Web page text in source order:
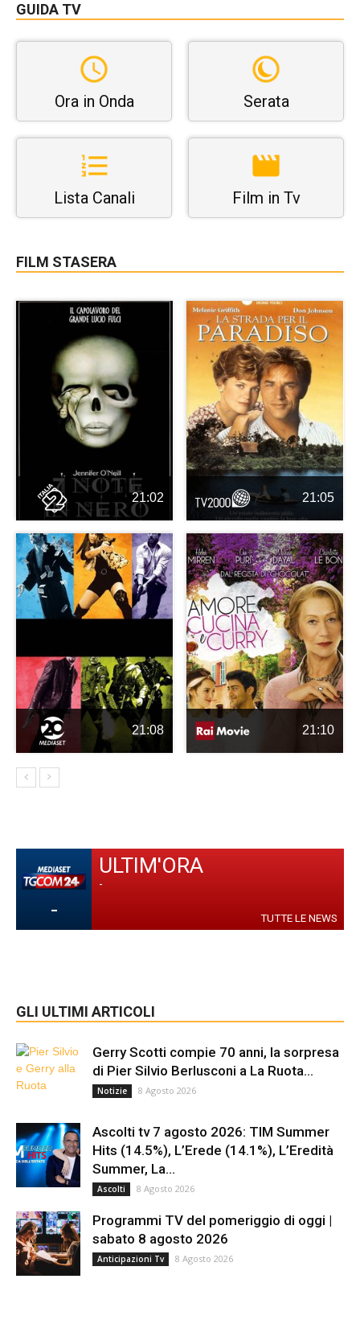
GUIDA TV
Ora in Onda Serata
Lista Canali Film in Tv
FILM STASERA
21:02 21:05
21:08 21:10
-
ULTIM'ORA
-
TUTTE LE NEWS
GLI ULTIMI ARTICOLI
Gerry Scotti compie 70 anni, la sorpresa
di Pier Silvio Berlusconi a La Ruota...
Notizie 8 Agosto 2026
Ascolti tv 7 agosto 2026: TIM Summer
Hits (14.5%), L’Erede (14.1%), L’Eredità
Summer, La...
Ascolti 8 Agosto 2026
Programmi TV del pomeriggio di oggi |
sabato 8 agosto 2026
Anticipazioni Tv 8 Agosto 2026